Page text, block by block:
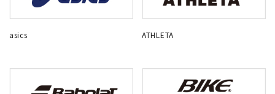
asics ATHLETA